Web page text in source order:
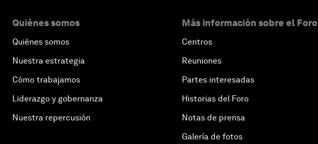
Quiénes somos
Quiénes somos
Nuestra estrategia
Cómo trabajamos
Liderazgo y gobernanza
Nuestra repercusión
Más información sobre el Foro
Centros
Reuniones
Partes interesadas
Historias del Foro
Notas de prensa
Galería de fotos